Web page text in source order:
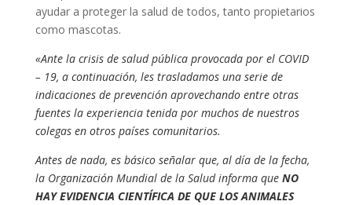
ayudar a proteger la salud de todos, tanto propietarios
como mascotas.
«Ante la crisis de salud pública provocada por el COVID
– 19, a continuación, les trasladamos una serie de
indicaciones de prevención aprovechando entre otras
fuentes la experiencia tenida por muchos de nuestros
colegas en otros países comunitarios.
Antes de nada, es básico señalar que, al día de la fecha,
la Organización Mundial de la Salud informa que NO
HAY EVIDENCIA CIENTÍFICA DE QUE LOS ANIMALES